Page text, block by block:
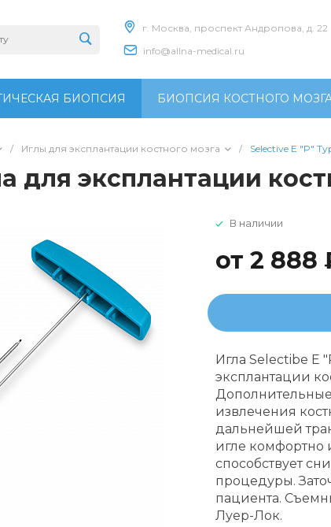
г. Москва, проспект Андропова, д. 22
info@allna-medical.ru
БИОПСИЯ БИОПСИЯ КОСТНОГО
/ Иглы для эксплантации костного мозга / Selective E "P"
для эксплантации
В наличии
от 2 888
Игла Selectibe E
эксплантации
Дополнительные
извлечения
дальнейшей
игле комфортно
способствует
процедуры.
пациента.
Луер-Лок.